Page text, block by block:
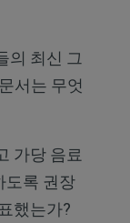
의 최신 그
서는 무엇
가당 음료
도록 권장
했는가?